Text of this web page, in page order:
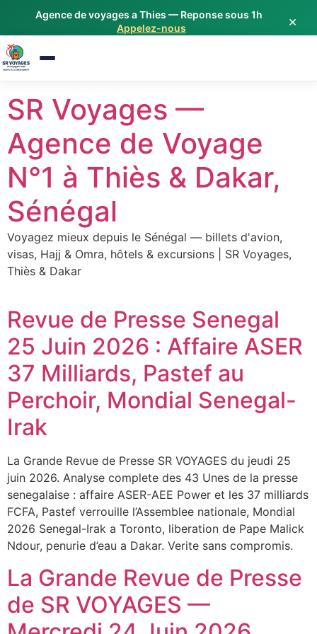
Étiquette : Ousmane Sonko
au
contenu
SR Voyages —
Agence de Voyage
N°1 à Thiès & Dakar,
Sénégal
Voyagez mieux depuis le Sénégal — billets d'avion,
visas, Hajj & Omra, hôtels & excursions | SR Voyages,
Thiès & Dakar
Revue de Presse Senegal
25 Juin 2026 : Affaire ASER
37 Milliards, Pastef au
Perchoir, Mondial Senegal-
Irak
La Grande Revue de Presse SR VOYAGES du jeudi 25
juin 2026. Analyse complete des 43 Unes de la presse
senegalaise : affaire ASER-AEE Power et les 37 milliards
FCFA, Pastef verrouille l’Assemblee nationale, Mondial
2026 Senegal-Irak a Toronto, liberation de Pape Malick
Ndour, penurie d’eau a Dakar. Verite sans compromis.
La Grande Revue de Presse
de SR VOYAGES —
Agence de voyages a Thies — Reponse sous 1h
Appelez-nous
×
Assistant SR Voyages
Disponible • Thiès & Dakar